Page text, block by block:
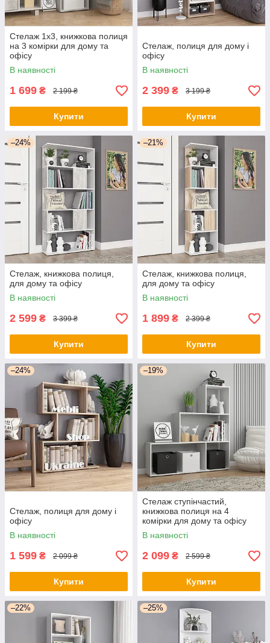
Стелаж 1х3, книжкова полиця
на 3 комірки для дому та
офісу
В наявності
1 699 ₴ 2 199 ₴
Купити
Стелаж, полиця для дому і
офісу
В наявності
2 399 ₴ 3 199 ₴
Купити
–24%
Стелаж, книжкова полиця,
для дому та офісу
В наявності
2 599 ₴ 3 399 ₴
Купити
–21%
Стелаж, книжкова полиця,
для дому та офісу
В наявності
1 899 ₴ 2 399 ₴
Купити
–24%
Стелаж, полиця для дому і
офісу
В наявності
1 599 ₴ 2 099 ₴
Купити
–19%
Стелаж ступінчастий,
книжкова полиця на 4
комірки для дому та офісу
В наявності
2 099 ₴ 2 599 ₴
Купити
–22% –25%